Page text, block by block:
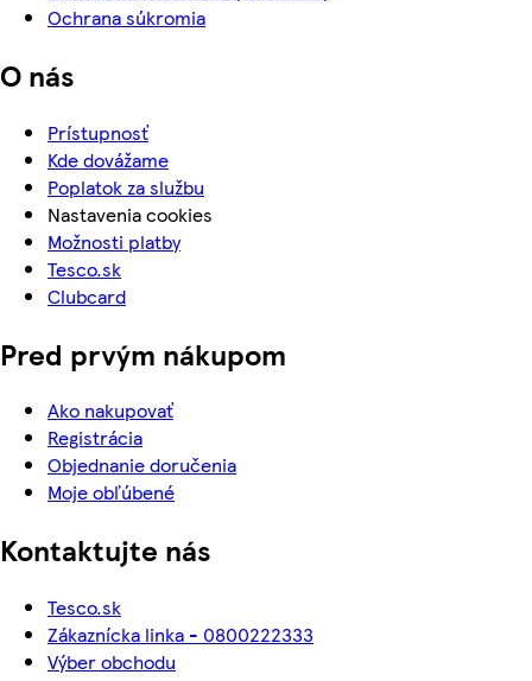
Ochrana súkromia
O nás
Prístupnosť
Kde dovážame
Poplatok za službu
Nastavenia cookies
Možnosti platby
Tesco.sk
Clubcard
Pred prvým nákupom
Ako nakupovať
Registrácia
Objednanie doručenia
Moje obľúbené
Kontaktujte nás
Tesco.sk
Zákaznícka linka - 0800222333
Výber obchodu